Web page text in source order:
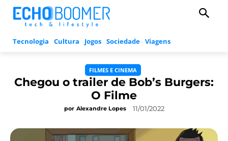
Tecnologia Cultura Jogos Sociedade Viagens
FILMES E CINEMA
Chegou o trailer de Bob’s Burgers:
O Filme
por Alexandre Lopes 11/01/2022